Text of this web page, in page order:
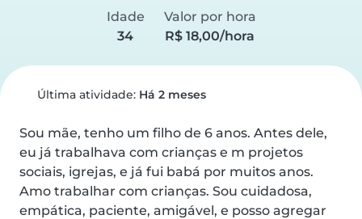
Idade
34
Valor por hora
R$ 18,00/hora
Última atividade: Há 2 meses
Sou mãe, tenho um filho de 6 anos. Antes dele,
eu já trabalhava com crianças e m projetos
sociais, igrejas, e já fui babá por muitos anos.
Amo trabalhar com crianças. Sou cuidadosa,
empática, paciente, amigável, e posso agregar